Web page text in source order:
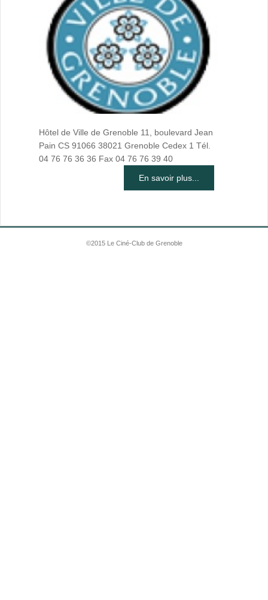
Hôtel de Ville de Grenoble 11, boulevard Jean
Pain CS 91066 38021 Grenoble Cedex 1 Tél.
04 76 76 36 36 Fax 04 76 76 39 40
En savoir plus...
©2015 Le Ciné-Club de Grenoble